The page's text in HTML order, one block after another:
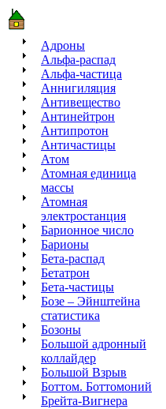
Адроны
Альфа-распад
Альфа-частица
Аннигиляция
Антивещество
Антинейтрон
Антипротон
Античастицы
Атом
Атомная единица
массы
Атомная
электростанция
Барионное число
Барионы
Бета-распад
Бетатрон
Бета-частицы
Бозе – Эйнштейна
статистика
Бозоны
Большой адронный
коллайдер
Большой Взрыв
Боттом. Боттомоний
Брейта-Вигнера